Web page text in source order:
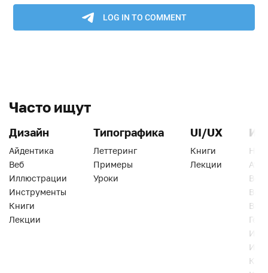
Часто ищут
Дизайн
Айдентика
Веб
Иллюстрации
Инструменты
Книги
Лекции
Типографика
Леттеринг
Примеры
Уроки
UI/UX
Книги
Лекции
Веб